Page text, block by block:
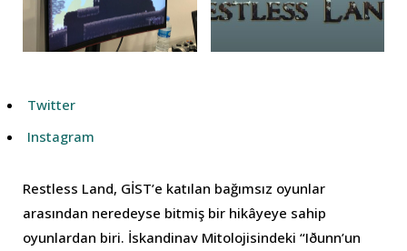
Twitter
Instagram
Restless Land, GİST’e katılan bağımsız oyunlar
arasından neredeyse bitmiş bir hikâyeye sahip
oyunlardan biri. İskandinav Mitolojisindeki “Iðunn’un